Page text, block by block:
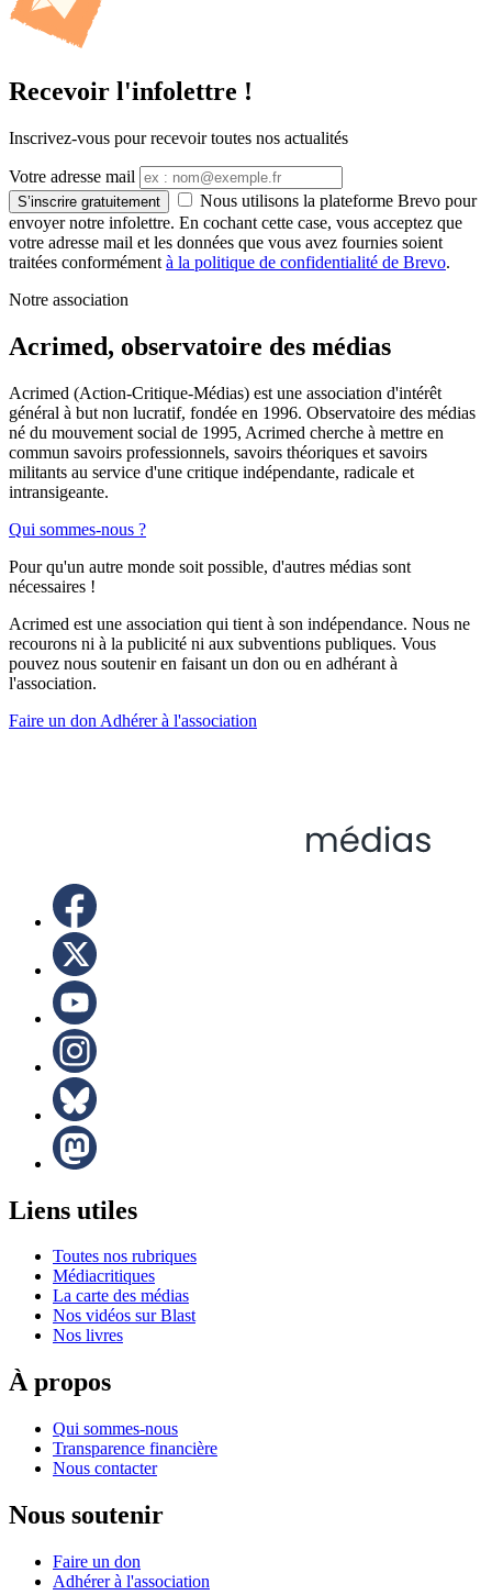
Recevoir l'infolettre !
Inscrivez-vous pour recevoir toutes nos actualités
Votre adresse mail
S’inscrire gratuitement
Nous utilisons la plateforme Brevo pour
envoyer notre infolettre. En cochant cette case, vous acceptez que
votre adresse mail et les données que vous avez fournies soient
traitées conformément à la politique de confidentialité de Brevo.
Notre association
Acrimed, observatoire des médias
Acrimed (Action-Critique-Médias) est une association d'intérêt
général à but non lucratif, fondée en 1996. Observatoire des médias
né du mouvement social de 1995, Acrimed cherche à mettre en
commun savoirs professionnels, savoirs théoriques et savoirs
militants au service d'une critique indépendante, radicale et
intransigeante.
Qui sommes-nous ?
Pour qu'un autre monde soit possible, d'autres médias sont
nécessaires !
Acrimed est une association qui tient à son indépendance. Nous ne
recourons ni à la publicité ni aux subventions publiques. Vous
pouvez nous soutenir en faisant un don ou en adhérant à
l'association.
Faire un don Adhérer à l'association
Liens utiles
Toutes nos rubriques
Médiacritiques
La carte des médias
Nos vidéos sur Blast
Nos livres
À propos
Qui sommes-nous
Transparence financière
Nous contacter
Nous soutenir
Faire un don
Adhérer à l'association